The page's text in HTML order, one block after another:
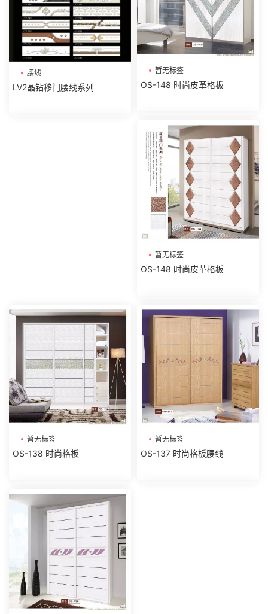
腰线
LV2晶钻移门腰线系列
暂无标签
OS-148 时尚皮革格板
暂无标签
OS-148 时尚皮革格板
暂无标签
OS-138 时尚格板
暂无标签
OS-137 时尚格板腰线